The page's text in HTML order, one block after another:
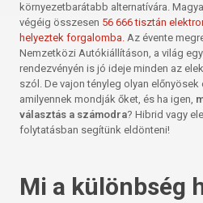
környezetbarátabb alternatívára.
végéig összesen 56 666 tisztán
helyeztek forgalomba. Az évente
Nemzetközi Autókiállításon, a világ
rendezvényén is jó ideje minden az
szól. De vajon tényleg olyan előnyösek
amilyennek mondják őket, és ha igen,
választás a számodra? Hibrid vagy
folytatásban segítünk eldönteni!
Mi a különbség